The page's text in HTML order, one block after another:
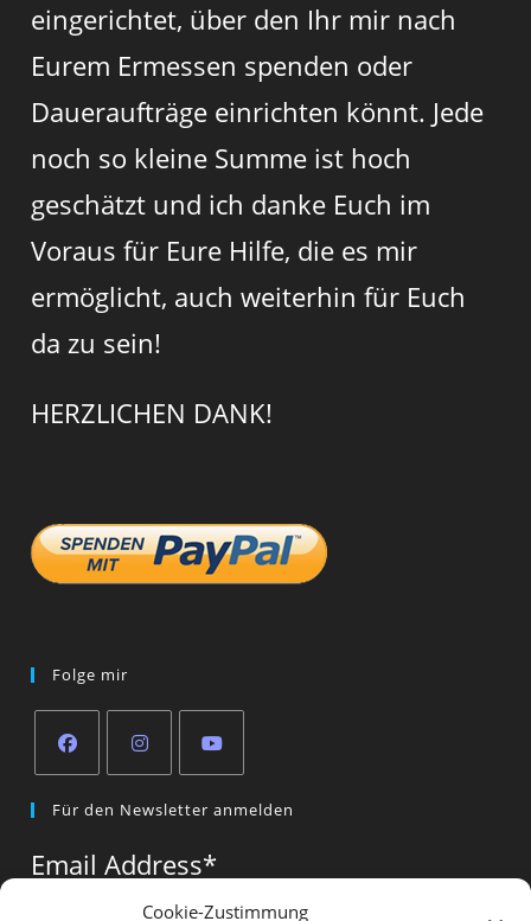
Cookie-Zustimmung
eingerichtet, über den Ihr mir nach
Eurem Ermessen spenden oder
Daueraufträge einrichten könnt. Jede
noch so kleine Summe ist hoch
geschätzt und ich danke Euch im
Voraus für Eure Hilfe, die es mir
ermöglicht, auch weiterhin für Euch
da zu sein!
HERZLICHEN DANK!
Folge mir
in
new
in
new
in
new
tab
Für den Newsletter anmelden
Email Address*